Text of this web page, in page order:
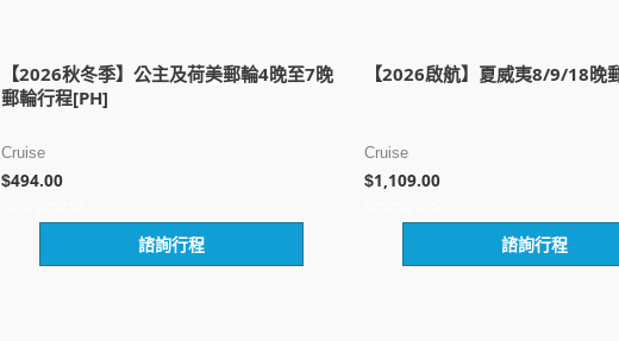
【2026秋冬季】公主及荷美郵輪4晚至7晚
郵輪行程[PH]
Cruise
$494.00
諮詢行程
【2026啟航】夏威夷8/9/18晚
Cruise
$1,109.00
諮詢行程